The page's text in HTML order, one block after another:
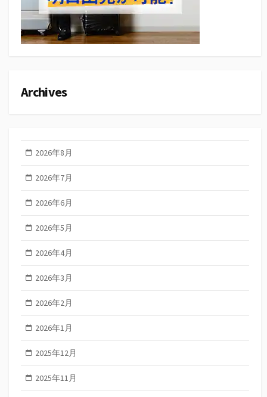
Archives
2026年8月
2026年7月
2026年6月
2026年5月
2026年4月
2026年3月
2026年2月
2026年1月
2025年12月
2025年11月